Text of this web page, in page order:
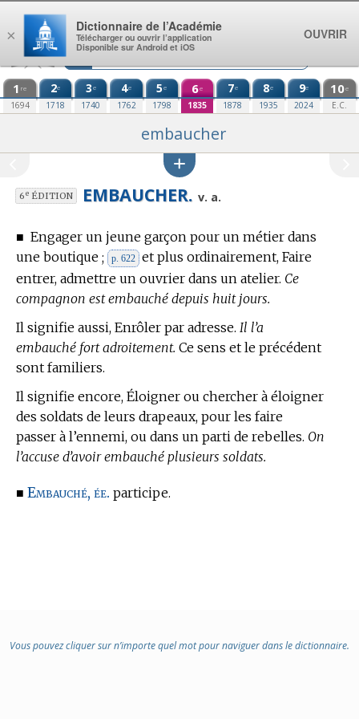
Aller au contenu
1 re
1694
2e
1718
3e
1740
4e
1762
5e
1798
6e
1835
7e
1878
8e
1935
9e
2024
10e
E.C.
embaucher
6eÉDITION EMBAUCHER. v. a.
■ Engager un jeune garçon pour un métier dans
une boutique ;
p. 622 et plus ordinairement, Faire
entrer, admettre un ouvrier dans un atelier. Ce
compagnon est embauché depuis huit jours.
Il signifie aussi, Enrôler par adresse. Il l’a
embauché fort adroitement. Ce sens et le précédent
sont familiers.
Il signifie encore, Éloigner ou chercher à éloigner
des soldats de leurs drapeaux, pour les faire
passer à l’ennemi, ou dans un parti de rebelles. On
l’accuse d’avoir embauché plusieurs soldats.
■ Embauché, ée. participe.
Vous pouvez cliquer sur n’importe quel mot pour naviguer dans le dictionnaire.
×
Dictionnaire de l’Académie
Télécharger ou ouvrir l’application
Disponible sur Android et iOS
OUVRIR